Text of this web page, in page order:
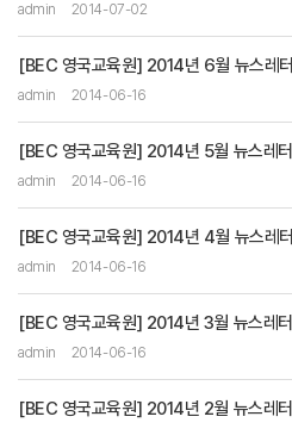
admin 2014-07-02
[BEC 영국교육원] 2014년 6월 뉴스레터
admin 2014-06-16
[BEC 영국교육원] 2014년 5월 뉴스레터
admin 2014-06-16
[BEC 영국교육원] 2014년 4월 뉴스레터
admin 2014-06-16
[BEC 영국교육원] 2014년 3월 뉴스레터
admin 2014-06-16
[BEC 영국교육원] 2014년 2월 뉴스레터